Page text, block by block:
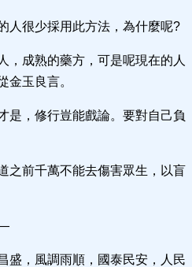
人很少採用此方法，為什麼呢?
，成熟的藥方，可是呢現在的人
金玉良言。
是，修行豈能戲論。要對自己負
之前千萬不能去傷害眾生，以盲
盛，風調雨順，國泰民安，人民